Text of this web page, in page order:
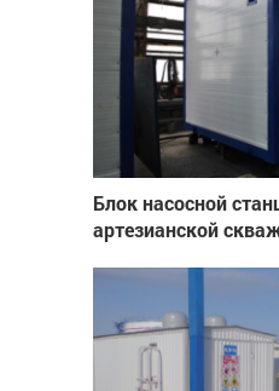
Блок насосной
артезианской